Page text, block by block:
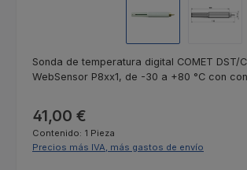
Sonda de temperatura digital COMET DST/
WebSensor P8xx1, de -30 a +80 °C con
Precio normal:
41,00 €
Contenido: 1 Pieza
Precios más IVA, más gastos de envío